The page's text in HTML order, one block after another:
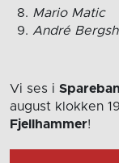
Mario Matic
André
Vi ses i
august klokken
Fjellhammer!